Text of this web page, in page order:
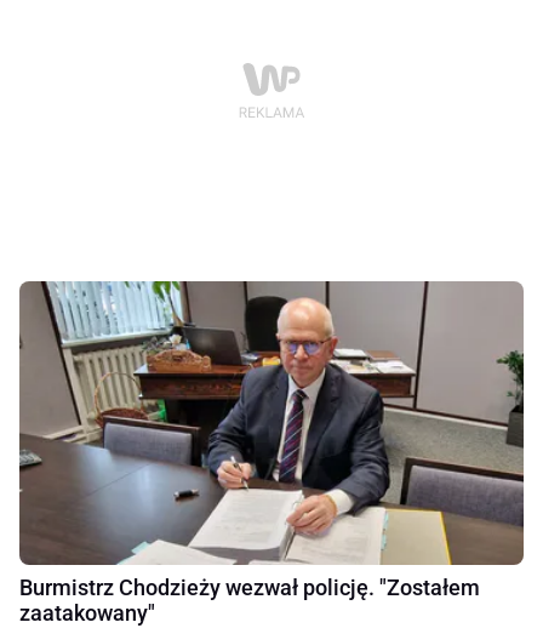
Burmistrz Chodzieży wezwał policję. "Zostałem
zaatakowany"